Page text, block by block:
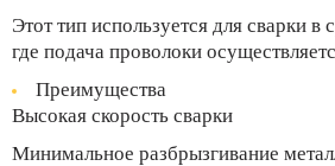
Этот тип используется для сварки в
где подача проволоки
Преимущества
Высокая скорость сварки
Минимальное разбрызгивание